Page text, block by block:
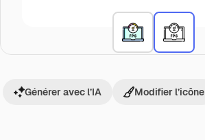
Générer avec l’IA Modifier l’icône